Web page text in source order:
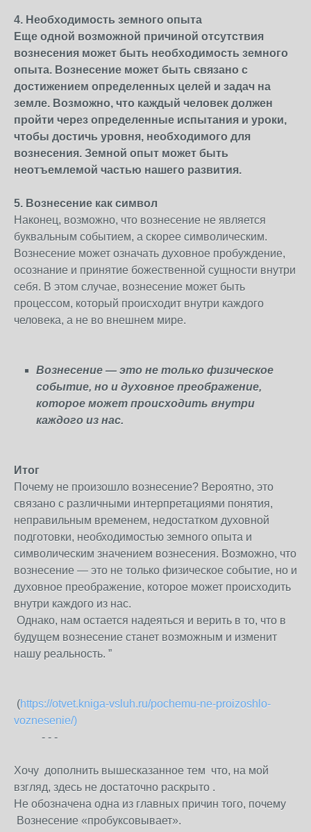
4. Необходимость земного опыта
Еще одной возможной причиной отсутствия
вознесения может быть необходимость земного
опыта. Вознесение может быть связано с
достижением определенных целей и задач на
земле. Возможно, что каждый человек должен
пройти через определенные испытания и уроки,
чтобы достичь уровня, необходимого для
вознесения. Земной опыт может быть
неотъемлемой частью нашего развития.
5. Вознесение как символ
Наконец, возможно, что вознесение не является
буквальным событием, а скорее символическим.
Вознесение может означать духовное пробуждение,
осознание и принятие божественной сущности внутри
себя. В этом случае, вознесение может быть
процессом, который происходит внутри каждого
человека, а не во внешнем мире.
Вознесение — это не только физическое
событие, но и духовное преображение,
которое может происходить внутри
каждого из нас.
Итог
Почему не произошло вознесение? Вероятно, это
связано с различными интерпретациями понятия,
неправильным временем, недостатком духовной
подготовки, необходимостью земного опыта и
символическим значением вознесения. Возможно, что
вознесение — это не только физическое событие, но и
духовное преображение, которое может происходить
внутри каждого из нас.
Однако, нам остается надеяться и верить в то, что в
будущем вознесение станет возможным и изменит
нашу реальность. ”
(https://otvet.kniga-vsluh.ru/pochemu-ne-proizoshlo-
voznesenie/)
- - -
Хочу дополнить вышесказанное тем что, на мой
взгляд, здесь не достаточно раскрыто .
Не обозначена одна из главных причин того, почему
Вознесение «пробуксовывает».